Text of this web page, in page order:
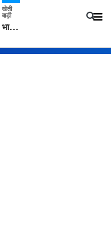
खेती
बाड़ी
भारत में 29 मई से शुरु होगी प्री-मानसून बारिश, ECMWF विदेशी मौसम एजेंसी का पूर्वानुमान